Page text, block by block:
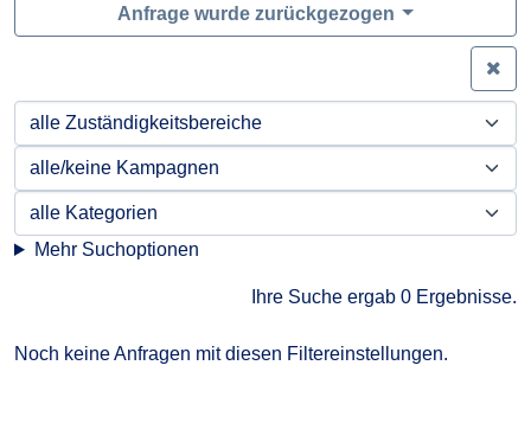
Anfrage wurde zurückgezogen
Mehr Suchoptionen
Ihre Suche ergab 0 Ergebnisse.
Noch keine Anfragen mit diesen Filtereinstellungen.